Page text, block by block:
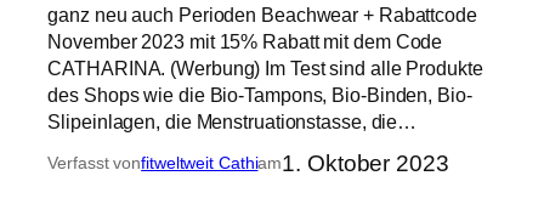
ganz neu auch Perioden Beachwear + Rabattcode
November 2023 mit 15% Rabatt mit dem Code
CATHARINA. (Werbung) Im Test sind alle Produkte
des Shops wie die Bio-Tampons, Bio-Binden, Bio-
Slipeinlagen, die Menstruationstasse, die…
Verfasst vonfitweltweit Cathiam1. Oktober 2023